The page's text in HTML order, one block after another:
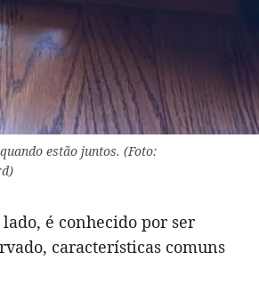
estão juntos. (Foto:
é conhecido por ser
características comuns